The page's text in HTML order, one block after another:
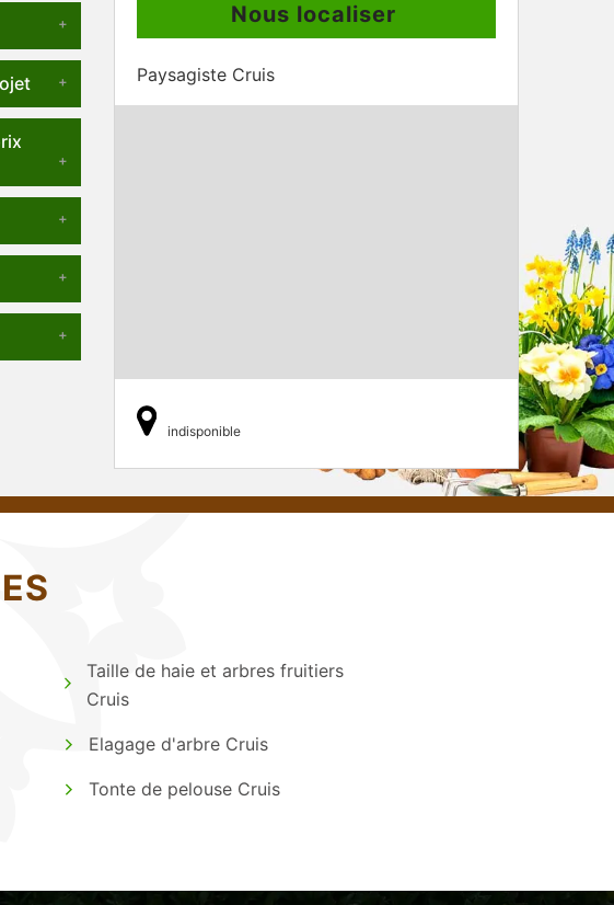
Nous localiser
Paysagiste Cruis
indisponible
Taille de haie et arbres fruitiers
Cruis
Elagage d'arbre Cruis
Tonte de pelouse Cruis